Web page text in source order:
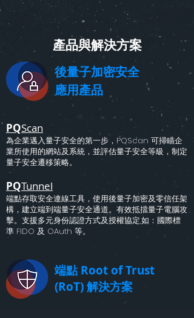
​產品與解決方案
後量子加密安全
應用產品
PQScan
為企業邁入量子安全的第一步，PQScan 可掃瞄企
業所使用的網站及系統，並評估量子安全等級，制定
量子安全遷移策略。
PQTunnel
端點存取安全連線工具， 使用後量子加密及零信任架
構，建立端到端量子安全通道。有效抵擋量子電腦攻
擊。支援多元身份認證方式及授權協定,如：國際標
準 FIDO 及 OAuth 等。
端點 Root of Trust
(RoT) 解決方案